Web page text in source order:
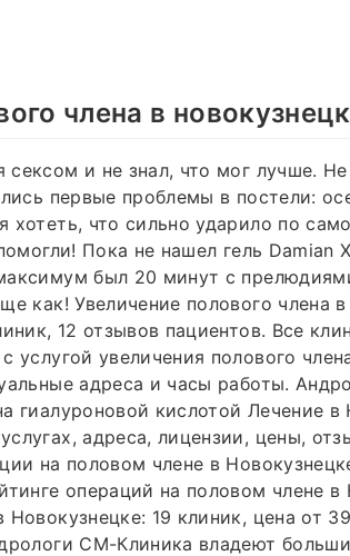
члена в
сексом и не знал, что мог лучше.
первые проблемы в постели:
хотеть, что сильно ударило по
Пока не нашел гель
был 20 минут с
как! Увеличение полового члена
12 отзывов пациентов. Все
услугой увеличения полового
адреса и часы работы.
гиалуроновой кислотой Лечение в
адреса, лицензии, цены,
на половом члене в
операций на половом члене в
Новокузнецке: 19 клиник, цена от
СМ-Клиника владеют